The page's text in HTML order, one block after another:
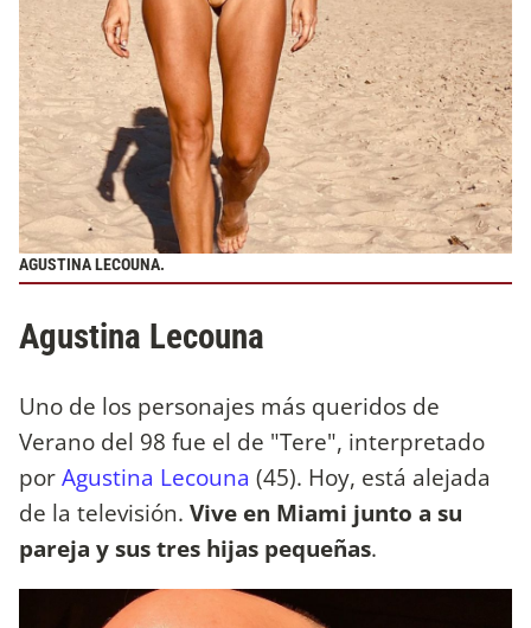
AGUSTINA LECOUNA.
Agustina Lecouna
Uno de los personajes más queridos de
Verano del 98 fue el de "Tere", interpretado
porAgustina Lecouna (45). Hoy, está alejada
de la televisión. Vive en Miami junto a su
pareja y sus tres hijas pequeñas.